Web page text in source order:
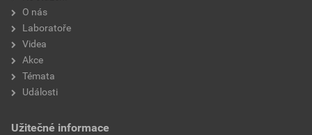
O nás
Laboratoře
Videa
Akce
Témata
Události
Užitečné informace